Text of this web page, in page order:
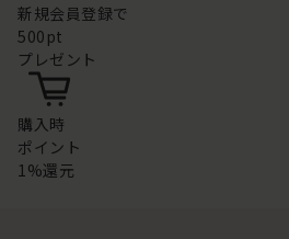
新規会員登録で
500pt
プレゼント
購入時
ポイント
1%還元